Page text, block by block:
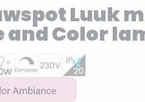
Luuk
and Color